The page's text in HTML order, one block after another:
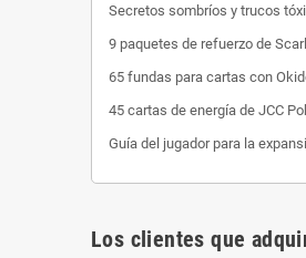
Secretos sombríos y trucos
9 paquetes de refuerzo de
65 fundas para cartas con
45 cartas de energía de JCC
Guía del jugador para la
Los clientes que